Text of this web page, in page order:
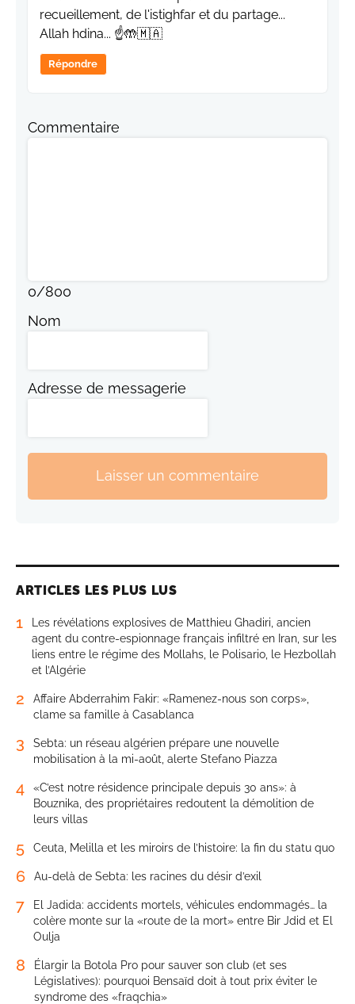
recueillement, de l'istighfar et du partage...
Allah hdina... ☝️🤲🇲🇦
Répondre
Commentaire
0/800
Nom
Adresse de messagerie
Laisser un commentaire
ARTICLES LES PLUS LUS
1
Les révélations explosives de Matthieu Ghadiri, ancien
agent du contre-espionnage français infiltré en Iran, sur les
liens entre le régime des Mollahs, le Polisario, le Hezbollah
et l’Algérie
2
Affaire Abderrahim Fakir: «Ramenez-nous son corps»,
clame sa famille à Casablanca
3
Sebta: un réseau algérien prépare une nouvelle
mobilisation à la mi-août, alerte Stefano Piazza
4
«C’est notre résidence principale depuis 30 ans»: à
Bouznika, des propriétaires redoutent la démolition de
leurs villas
5 Ceuta, Melilla et les miroirs de l’histoire: la fin du statu quo
6 Au-delà de Sebta: les racines du désir d’exil
7
El Jadida: accidents mortels, véhicules endommagés… la
colère monte sur la «route de la mort» entre Bir Jdid et El
Oulja
8
Élargir la Botola Pro pour sauver son club (et ses
Législatives): pourquoi Bensaïd doit à tout prix éviter le
syndrome des «fraqchia»